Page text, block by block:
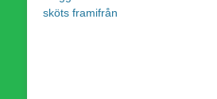
sköts framifrån